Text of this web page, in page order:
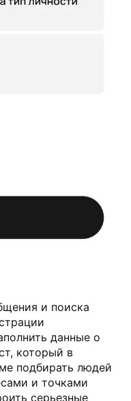
и поиска
данные о
который в
подбирать людей
и точками
серьезные